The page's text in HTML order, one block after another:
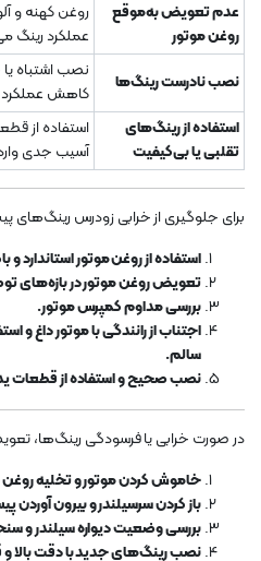
عدم تعویض به‌موقع
روغن موتور
روغن کهنه و
عملکرد رینگ
نصب نادرست رینگ‌ها
نصب اشتباه
کاهش عملکرد
استفاده از رینگ‌های
تقلبی یا بی‌کیفیت
استفاده از
آسیب جدی
برای جلوگیری از خرابی زودرس رینگ‌های
استفاده از روغن موتور استاندارد و
تعویض روغن موتور در بازه‌های
بررسی مداوم کمپرس موتور.
اجتناب از رانندگی با موتور داغ و
سالم.
نصب صحیح و استفاده از قطعات
در صورت خرابی یا فرسودگی رینگ‌ها،
خاموش کردن موتور و تخلیه روغن
باز کردن سرسیلندر و بیرون آوردن
بررسی وضعیت دیواره سیلندر و
نصب رینگ‌های جدید با دقت بالا